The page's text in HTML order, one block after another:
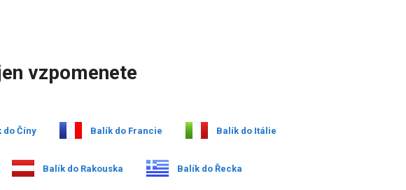
vzpomenete
do Číny Balík do Francie Balík do Itálie
Balík do Rakouska Balík do Řecka